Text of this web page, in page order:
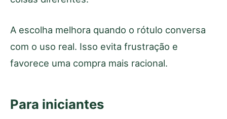
A escolha melhora quando o rótulo conversa
com o uso real. Isso evita frustração e
favorece uma compra mais racional.
Para iniciantes